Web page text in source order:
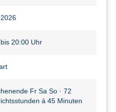
20:00 Uhr
Fr Sa So · 72
á 45 Minuten